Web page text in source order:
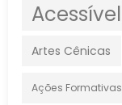
Artes Cênicas
Ações Formativas